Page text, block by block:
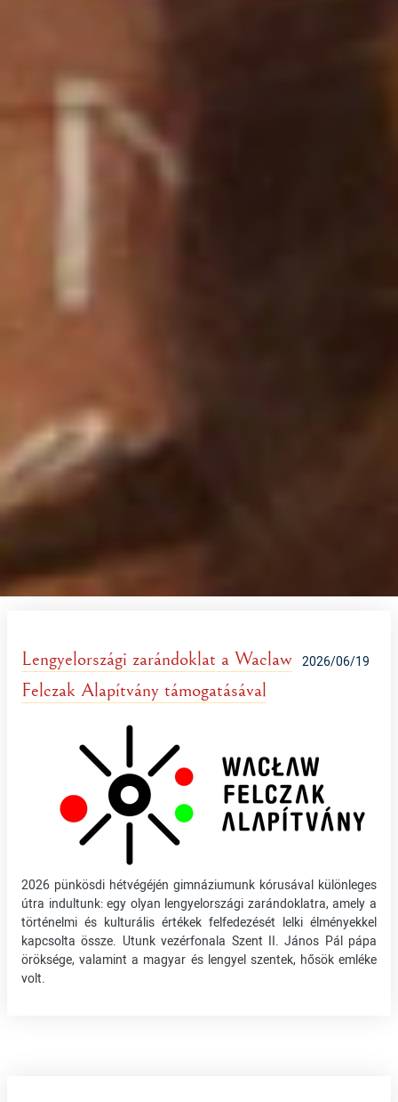
2026/06/19
Lengyelországi zarándoklat a Waclaw
Felczak Alapítvány támogatásával
2026 pünkösdi hétvégéjén gimnáziumunk kórusával különleges
útra indultunk: egy olyan lengyelországi zarándoklatra, amely a
történelmi és kulturális értékek felfedezését lelki élményekkel
kapcsolta össze. Utunk vezérfonala Szent II. János Pál pápa
öröksége, valamint a magyar és lengyel szentek, hősök emléke
volt.